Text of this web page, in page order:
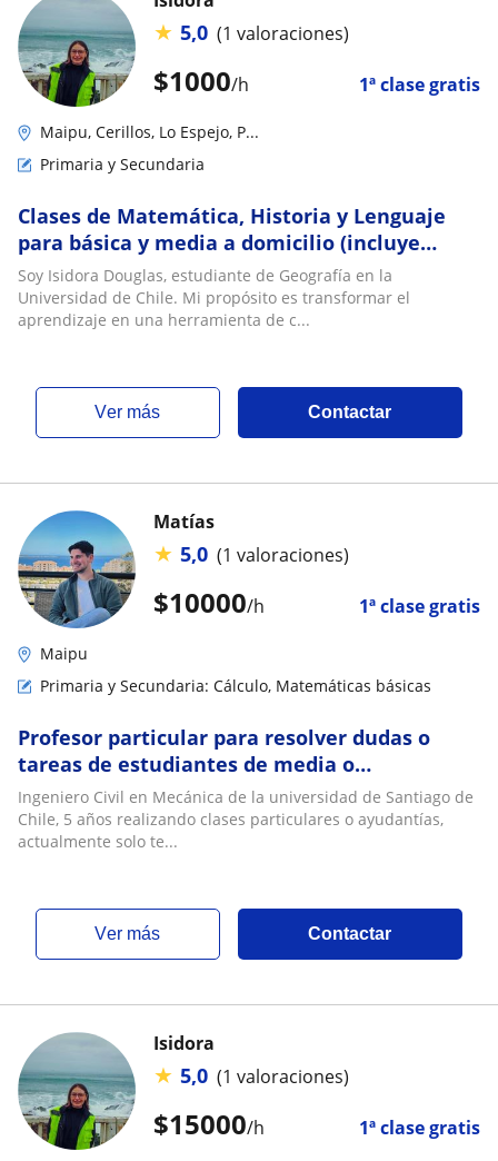
$1000/h 1ª clase gratis
★ 5,0 (1 valoraciones)
Maipu, Cerillos, Lo Espejo, P...
Primaria y Secundaria
Clases de Matemática, Historia y Lenguaje
para básica y media a domicilio (incluye
preparación PAES)
Soy Isidora Douglas, estudiante de Geografía en la
Universidad de Chile. Mi propósito es transformar el
aprendizaje en una herramienta de c...
ver más Contactar
$10000/h 1ª clase gratis
Matías
★ 5,0 (1 valoraciones)
Maipu
Primaria y Secundaria: Cálculo, Matemáticas básicas
Profesor particular para resolver dudas o
tareas de estudiantes de media o
universitarios
Ingeniero Civil en Mecánica de la universidad de Santiago de
Chile, 5 años realizando clases particulares o ayudantías,
actualmente solo te...
ver más Contactar
$15000/h 1ª clase gratis
Isidora
★ 5,0 (1 valoraciones)